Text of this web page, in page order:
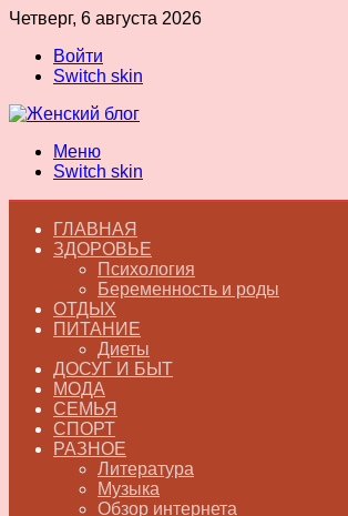
Четверг, 6 августа 2026
Войти
Switch skin
Меню
Switch skin
ГЛАВНАЯ
ЗДОРОВЬЕ
Психология
Беременность и роды
ОТДЫХ
ПИТАНИЕ
Диеты
ДОСУГ И БЫТ
МОДА
СЕМЬЯ
СПОРТ
РАЗНОЕ
Литература
Музыка
Обзор интернета